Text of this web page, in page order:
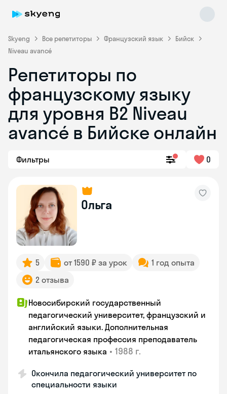
Skyeng Все репетиторы Французский язык
Бийск
Niveau avancé
Репетиторы по
французскому языку
для уровня B2 Niveau
avancé в Бийске онлайн
Фильтры 0
Ольга
5 от 1590 ₽ за урок
1 год опыта
2 отзыва
Новосибирский государственный
педагогический университет, французский и
английский языки. Дополнительная
педагогическая профессия преподаватель
итальянского языка • 1988 г.
Окончила педагогический университет по
специальности языки
Skyeng Chat